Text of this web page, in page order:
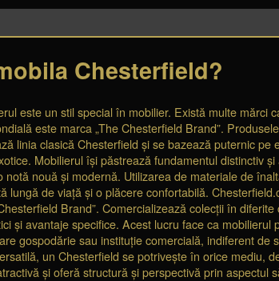
Chesterfield?
este un stil special în mobilier. Există multe mărci
este marca „The Chesterfield Brand”.
linia clasică Chesterfield și se bazează puternic pe
Mobilierul își păstrează fundamentul distinctiv
notă nouă și modernă. Utilizarea de materiale de
lungă de viață și o plăcere confortabilă.
Brand”. Comercializează colecții în
și avantaje specifice. Acest lucru face ca mobilierul
gospodărie sau instituție comercială, indiferent de
un Chesterfield se potrivește în orice mediu,
și oferă structură și perspectivă prin aspectul